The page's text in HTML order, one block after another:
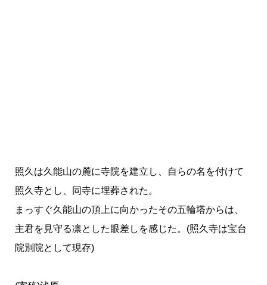
照久は久能山の麓に寺院を建立し、自らの名を付けて
照久寺とし、同寺に埋葬された。
まっすぐ久能山の頂上に向かったその五輪塔からは、
主君を見守る凛とした眼差しを感じた。(照久寺は宝台
院別院として現存)